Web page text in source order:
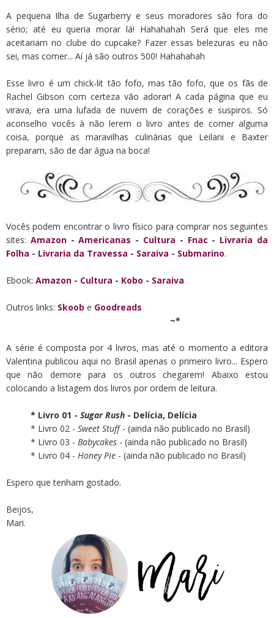
A pequena Ilha de Sugarberry e seus moradores são fora do
sério; até eu queria morar lá! Hahahahah Será que eles me
aceitariam no clube do cupcake? Fazer essas belezuras eu não
sei, mas comer... Aí já são outros 500! Hahahahah
Esse livro é um chick-lit tão fofo, mas tão fofo, que os fãs de
Rachel Gibson com certeza vão adorar! A cada página que eu
virava, era uma lufada de nuvem de corações e suspiros. Só
aconselho vocês à não lerem o livro antes de comer alguma
coisa, porque as maravilhas culinárias que Leilani e Baxter
preparam, são de dar água na boca!
Vocês podem encontrar o livro físico para comprar nos seguintes
sites: Amazon-Americanas - Cultura - Fnac - Livraria da
Folha - Livraria da Travessa - Saraiva - Submarino.
Ebook: Amazon - Cultura - Kobo - Saraiva
Outros links: Skoob e Goodreads
~*
A série é composta por 4 livros, mas até o momento a editora
Valentina publicou aqui no Brasil apenas o primeiro livro... Espero
que não demore para os outros chegarem!
Abaixo estou
colocando a listagem dos livros por ordem de leitura.
* Livro 01 - Sugar Rush - Delícia, Delícia
* Livro 02 - Sweet Stuff- (ainda não publicado no Brasil)
* Livro 03 - Babycakes - (ainda não publicado no Brasil)
* Livro 04 - Honey Pie - (ainda não publicado no Brasil)
Espero que tenham gostado.
Beijos,
Mari.